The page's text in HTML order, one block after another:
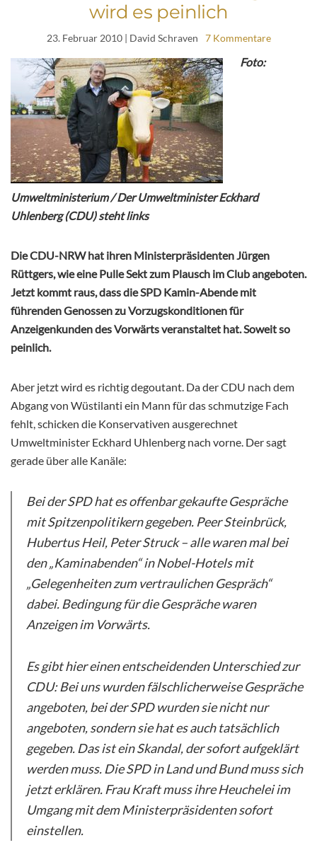
wird es peinlich
23. Februar 2010| David Schraven 7 Kommentare
Foto:
Umweltministerium / Der Umweltminister Eckhard
Uhlenberg (CDU) steht links
Die CDU-NRW hat ihren Ministerpräsidenten Jürgen
Rüttgers, wie eine Pulle Sekt zum Plausch im Club angeboten.
Jetzt kommt raus, dass die SPD Kamin-Abende mit
führenden Genossen zu Vorzugskonditionen für
Anzeigenkunden des Vorwärts veranstaltet hat. Soweit so
peinlich.
Aber jetzt wird es richtig degoutant. Da der CDU nach dem
Abgang von Wüstilanti ein Mann für das schmutzige Fach
fehlt, schicken die Konservativen ausgerechnet
Umweltminister Eckhard Uhlenberg nach vorne. Der sagt
gerade über alle Kanäle:
Bei der SPD hat es offenbar gekaufte Gespräche
mit Spitzenpolitikern gegeben. Peer Steinbrück,
Hubertus Heil, Peter Struck – alle waren mal bei
den „Kaminabenden“ in Nobel-Hotels mit
„Gelegenheiten zum vertraulichen Gespräch“
dabei. Bedingung für die Gespräche waren
Anzeigen im Vorwärts.
Es gibt hier einen entscheidenden Unterschied zur
CDU: Bei uns wurden fälschlicherweise Gespräche
angeboten, bei der SPD wurden sie nicht nur
angeboten, sondern sie hat es auch tatsächlich
gegeben. Das ist ein Skandal, der sofort aufgeklärt
werden muss. Die SPD in Land und Bund muss sich
jetzt erklären. Frau Kraft muss ihre Heuchelei im
Umgang mit dem Ministerpräsidenten sofort
einstellen.